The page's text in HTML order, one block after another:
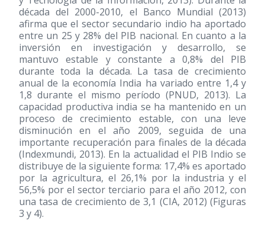
década del 2000-2010, el Banco Mundial (2013)
afirma que el sector secundario indio ha aportado
entre un 25 y 28% del PIB nacional. En cuanto a la
inversión en investigación y desarrollo, se
mantuvo estable y constante a 0,8% del PIB
durante toda la década. La tasa de crecimiento
anual de la economía India ha variado entre 1,4 y
1,8 durante el mismo período (PNUD, 2013). La
capacidad productiva india se ha mantenido en un
proceso de crecimiento estable, con una leve
disminución en el año 2009, seguida de una
importante recuperación para finales de la década
(Indexmundi, 2013). En la actualidad el PIB Indio se
distribuye de la siguiente forma: 17,4% es aportado
por la agricultura, el 26,1% por la industria y el
56,5% por el sector terciario para el año 2012, con
una tasa de crecimiento de 3,1 (CIA, 2012) (Figuras
3 y 4).